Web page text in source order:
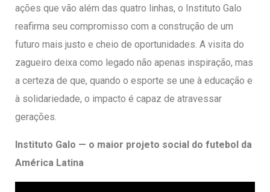
ações que vão além das quatro linhas, o Instituto Galo
reafirma seu compromisso com a construção de um
futuro mais justo e cheio de oportunidades. A visita do
zagueiro deixa como legado não apenas inspiração, mas
a certeza de que, quando o esporte se une à educação e
à solidariedade, o impacto é capaz de atravessar
gerações.
Instituto Galo — o maior projeto social do futebol da
América Latina